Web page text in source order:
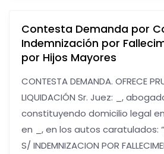
Contesta Demanda por
Indemnización por
por Hijos Mayores
CONTESTA DEMANDA. OFRECE
LIQUIDACIÓN Sr. Juez: _,
constituyendo domicilio legal
en _, en los autos caratulados:
S/ INDEMNIZACION POR